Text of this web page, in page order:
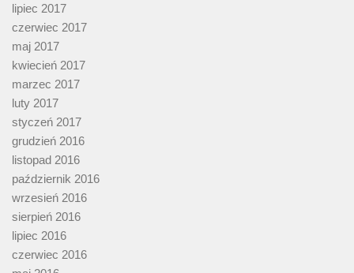
lipiec 2017
czerwiec 2017
maj 2017
kwiecień 2017
marzec 2017
luty 2017
styczeń 2017
grudzień 2016
listopad 2016
październik 2016
wrzesień 2016
sierpień 2016
lipiec 2016
czerwiec 2016